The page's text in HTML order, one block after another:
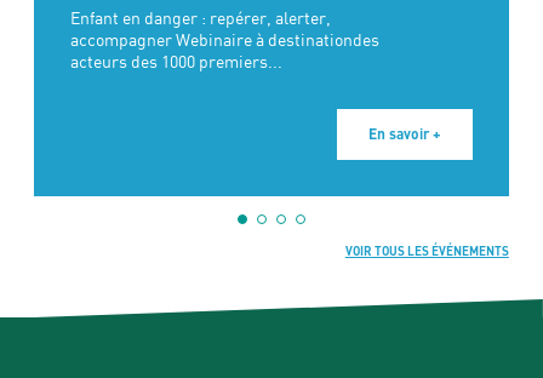
Enfant en danger : repérer, alerter,
accompagner Webinaire à destinationdes
acteurs des 1000 premiers...
En savoir +
VOIR TOUS LES ÉVÉNEMENTS